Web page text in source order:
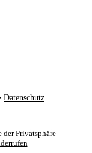
Datenschutz
der Privatsphäre-